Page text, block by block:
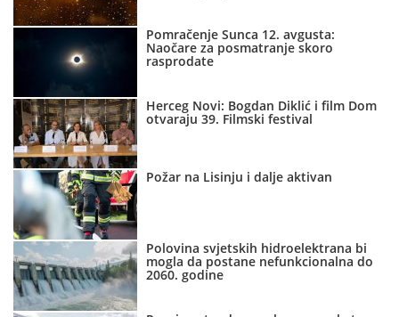
Pomračenje Sunca 12. avgusta:
Naočare za posmatranje skoro
rasprodate
Herceg Novi: Bogdan Diklić i film Dom
otvaraju 39. Filmski festival
Požar na Lisinju i dalje aktivan
Polovina svjetskih hidroelektrana bi
mogla da postane nefunkcionalna do
2060. godine